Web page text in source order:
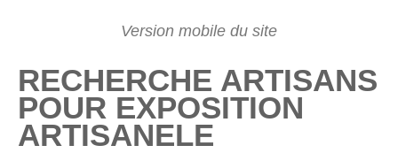
RECHERCHE ARTISANS
POUR EXPOSITION
ARTISANELE